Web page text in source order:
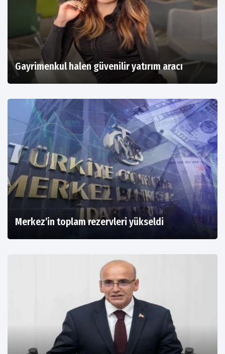
Gayrimenkul halen güvenilir yatırım aracı
Merkez’in toplam rezervleri yükseldi